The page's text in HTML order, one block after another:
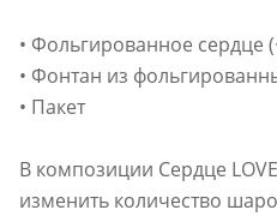
• Фольгированное сердце
• Фонтан из
• Пакет
В композиции Сердце
изменить количество